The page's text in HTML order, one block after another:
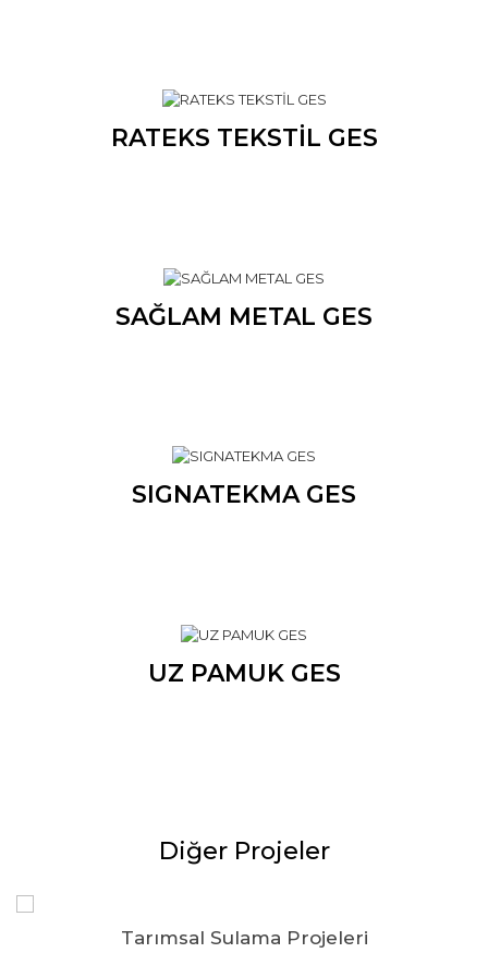
RATEKS TEKSTİL GES
SAĞLAM METAL GES
SIGNATEKMA GES
UZ PAMUK GES
Diğer Projeler
Tarımsal Sulama Projeleri